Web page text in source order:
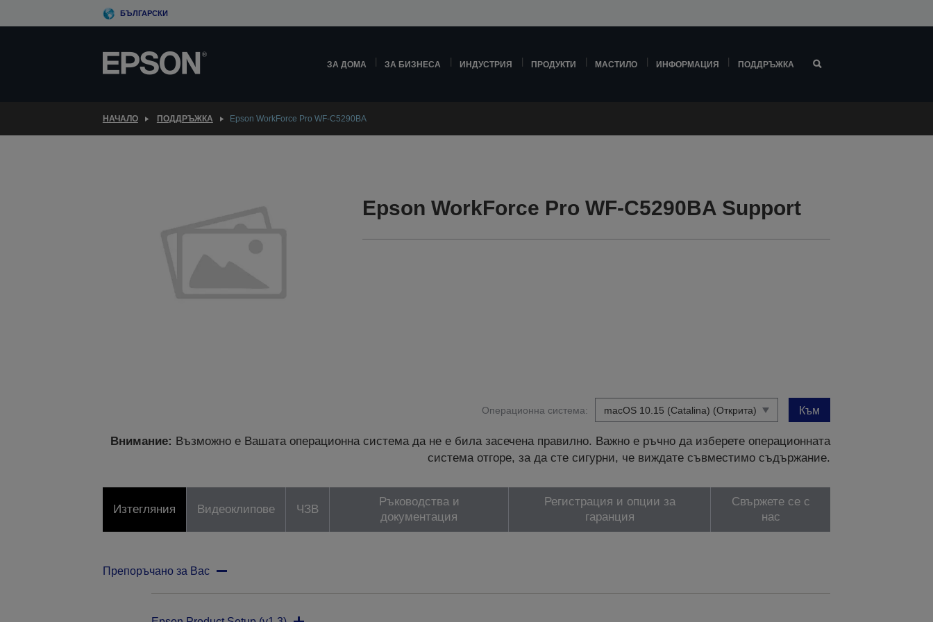
to
БЪЛГАРСКИ
ЗА ДОМА ЗА БИЗНЕСА ИНДУСТРИЯ ПРОДУКТИ МАСТИЛО ИНФОРМАЦИЯ ПОДДРЪЖКА
НАЧАЛО ПОДДРЪЖКА Epson WorkForce Pro WF-C5290BA
Epson WorkForce Pro WF-C5290BA Support
Операционна система: Към
Внимание: Възможно е Вашата операционна система да не е била засечена правилно. Важно е ръчно да изберете операционната
система отгоре, за да сте сигурни, че виждате съвместимо съдържание.
Изтегляния Видеоклипове ЧЗВ
Ръководства и
документация
Регистрация и опции за
гаранция
Свържете се с
нас
Препоръчано за Вас